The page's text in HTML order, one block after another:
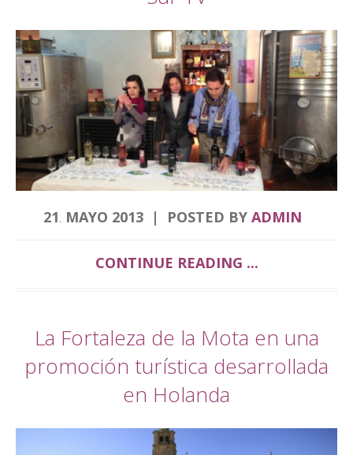
21 . MAYO 2013 POSTED BY ADMIN
CONTINUE READING ...
La Fortaleza de la Mota en una
promoción turística desarrollada
en Holanda